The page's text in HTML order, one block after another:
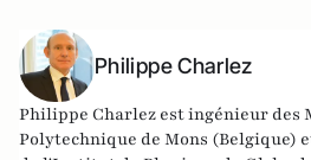
Philippe Charlez
Philippe Charlez est ingénieur des
Polytechnique de Mons (Belgique)